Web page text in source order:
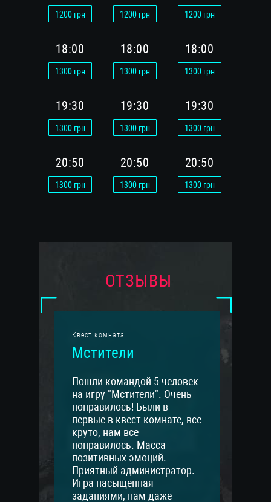
1200грн
18:00
1300грн
19:30
1300грн
20:50
1300грн
1200грн
18:00
1300грн
19:30
1300грн
20:50
1300грн
1200грн
18:00
1300грн
19:30
1300грн
20:50
1300грн
ОТЗЫВЫ
Квест комната
Мстители
Пошли командой 5 человек
на игру "Мстители". Очень
понравилось! Были в
первые в квест комнате, все
круто, нам все
понравилось. Масса
позитивных эмоций.
Приятный администратор.
Игра насыщенная
заданиями, нам даже